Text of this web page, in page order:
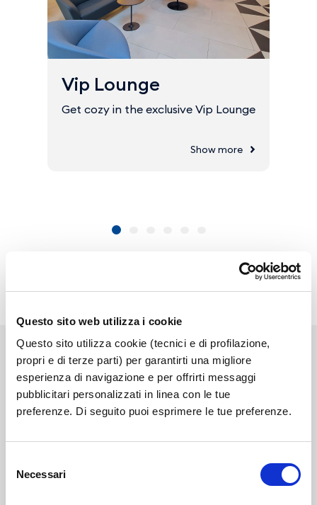
Questo sito web utilizza i cookie
Questo sito utilizza cookie (tecnici e di profilazione,
propri e di terze parti) per garantirti una migliore
esperienza di navigazione e per offrirti messaggi
pubblicitari personalizzati in linea con le tue
preferenze. Di seguito puoi esprimere le tue preferenze.
delNecessari
Vip Lounge
Get cozy in the exclusive Vip Lounge
Show more
Link correlati